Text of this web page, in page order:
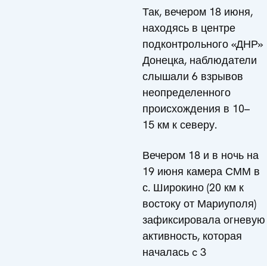
Так, вечером 18 июня,
находясь в центре
подконтрольного «ДНР»
Донецка, наблюдатели
слышали 6 взрывов
неопределенного
происхождения в 10–
15 км к северу.
Вечером 18 и в ночь на
19 июня камера СММ в
с. Широкино (20 км к
востоку от Мариуполя)
зафиксировала огневую
активность, которая
началась c 3